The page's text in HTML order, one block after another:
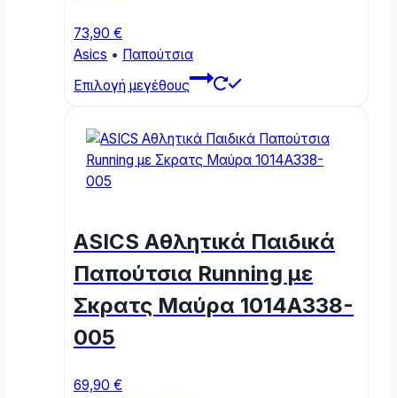
73,90 €
Asics • Παπούτσια
Επιλογή μεγέθους
This
multiple
variants.
be
chosen
on
the
ASICS Αθλητικά Παιδικά
Παπούτσια Running με
Σκρατς Μαύρα 1014A338-
005
69,90 €